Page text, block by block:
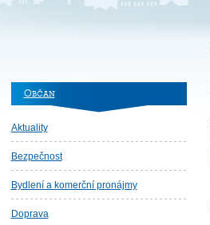
Občan
Aktuality
Bezpečnost
Bydlení a komerční pronájmy
Doprava